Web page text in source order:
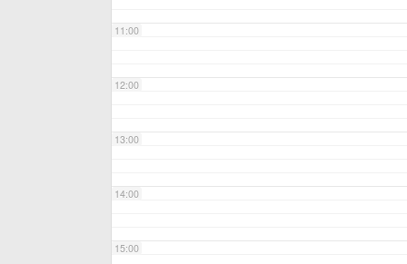
11:00
12:00
13:00
14:00
15:00